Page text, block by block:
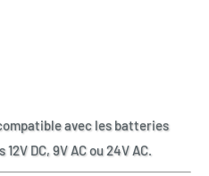
avec les batteries
DC, 9V AC ou 24V AC.